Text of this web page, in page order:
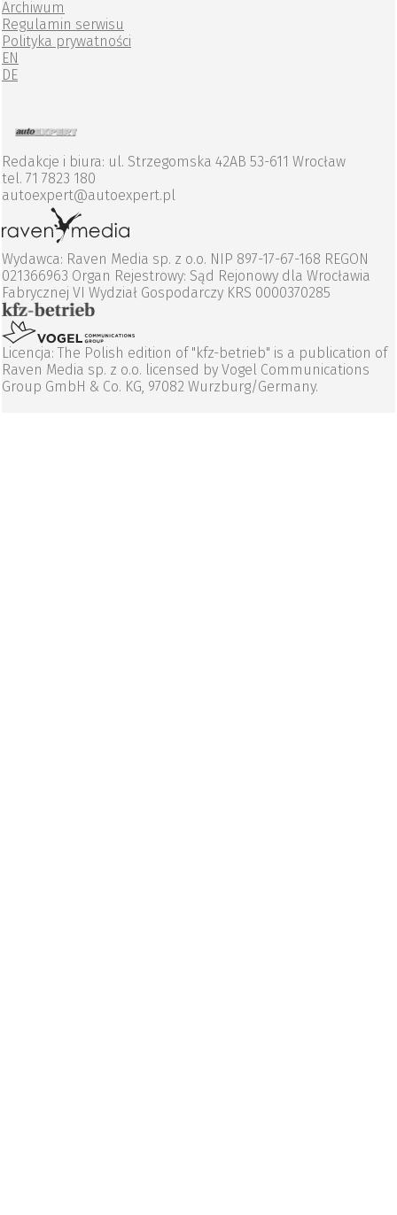
Archiwum
Regulamin serwisu
Polityka prywatności
EN
DE
Redakcje i biura: ul. Strzegomska 42AB 53-611 Wrocław
tel. 71 7823 180
autoexpert@autoexpert.pl
Wydawca: Raven Media sp. z o.o. NIP 897-17-67-168 REGON
021366963 Organ Rejestrowy: Sąd Rejonowy dla Wrocławia
Fabrycznej VI Wydział Gospodarczy KRS 0000370285
Licencja: The Polish edition of "kfz-betrieb" is a publication of
Raven Media sp. z o.o. licensed by Vogel Communications
Group GmbH & Co. KG, 97082 Wurzburg/Germany.